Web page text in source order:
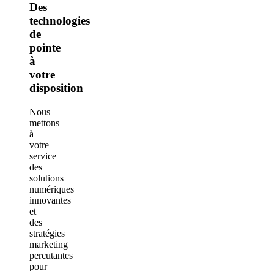
Des
technologies
de
pointe
à
votre
disposition
Nous
mettons
à
votre
service
des
solutions
numériques
innovantes
et
des
stratégies
marketing
percutantes
pour